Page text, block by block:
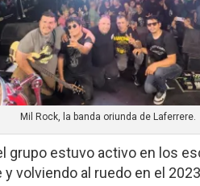
Mil Rock, la banda oriunda de Laferrere.
grupo estuvo activo en los
volviendo al ruedo en el